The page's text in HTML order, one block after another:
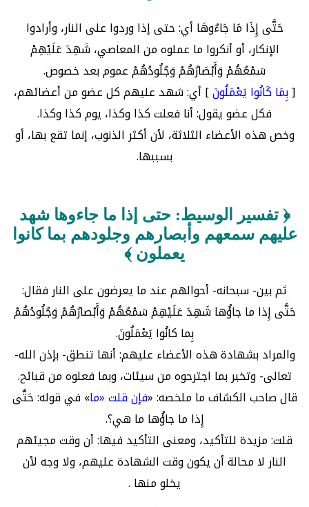
حَتَّى إِذَا مَا جَاءُوهَا أي: حتى إذا وردوا على النار، وأرادوا
الإنكار، أو أنكروا ما عملوه من المعاصي، شَهِدَ عَلَيْهِمْ
سَمْعُهُمْ وَأَبْصَارُهُمْ وَجُلُودُهُمْ عموم بعد خصوص.
[بِمَا كَانُوا يَعْمَلُونَ] أي: شهد عليهم كل عضو من أعضائهم،
فكل عضو يقول: أنا فعلت كذا وكذا، يوم كذا وكذا.
وخص هذه الأعضاء الثلاثة، لأن أكثر الذنوب، إنما تقع بها، أو
بسببها.
﴿ تفسير الوسيط: حتى إذا ما جاءوها شهد
عليهم سمعهم وأبصارهم وجلودهم بما كانوا
يعملون ﴾
ثم بين- سبحانه- أحوالهم عند ما يعرضون على النار فقال:
حَتَّى إِذا ما جاؤُها شَهِدَ عَلَيْهِمْ سَمْعُهُمْ وَأَبْصارُهُمْ وَجُلُودُهُمْ
بِما كانُوا يَعْمَلُونَ.
والمراد بشهادة هذه الأعضاء عليهم: أنها تنطق- بإذن الله-
تعالى- وتخبر بما اجترحوه من سيئات، وبما فعلوه من قبائح.
قال صاحب الكشاف ما ملخصه: «فإن قلت «ما» في قوله: حَتَّى
إِذا ما جاؤُها ما هي؟.
قلت: مزيدة للتأكيد، ومعنى التأكيد فيها: أن وقت مجيئهم
النار لا محالة أن يكون وقت الشهادة عليهم، ولا وجه لأن
يخلو منها .